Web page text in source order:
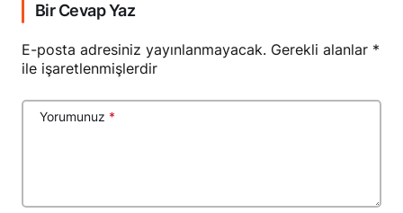
Bir Cevap Yaz
E-posta adresiniz yayınlanmayacak. Gerekli alanlar *
ile işaretlenmişlerdir
Yorumunuz *